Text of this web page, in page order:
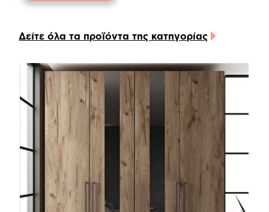
Δείτε όλα τα προϊόντα της κατηγορίας